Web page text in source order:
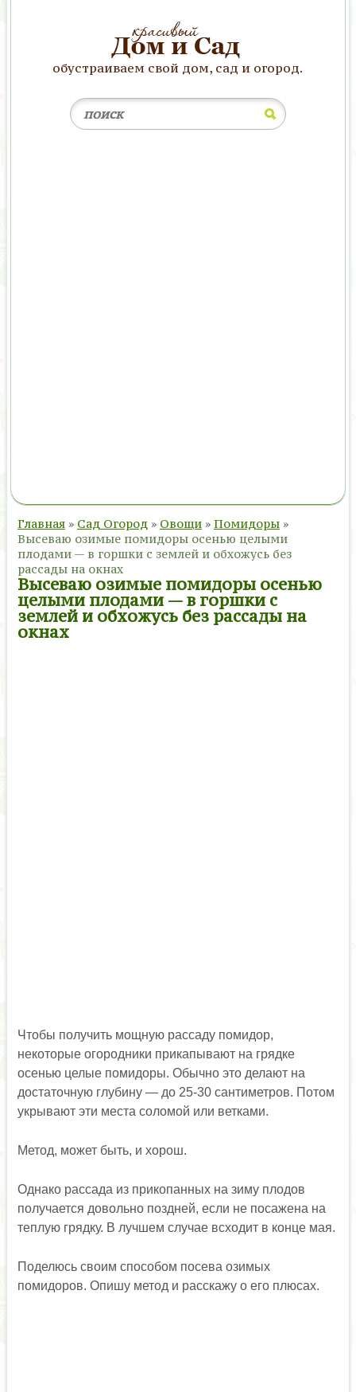
обустраиваем свой дом, сад и огород.
Главная » Сад Огород » Овощи » Помидоры »
Высеваю озимые помидоры осенью целыми
плодами — в горшки с землей и обхожусь без
рассады на окнах
Высеваю озимые помидоры осенью
целыми плодами — в горшки с
землей и обхожусь без рассады на
окнах
Чтобы получить мощную рассаду помидор,
некоторые огородники прикапывают на грядке
осенью целые помидоры. Обычно это делают на
достаточную глубину — до 25-30 сантиметров. Потом
укрывают эти места соломой или ветками.
Метод, может быть, и хорош.
Однако рассада из прикопанных на зиму плодов
получается довольно поздней, если не посажена на
теплую грядку. В лучшем случае всходит в конце мая.
Поделюсь своим способом посева озимых
помидоров. Опишу метод и расскажу о его плюсах.